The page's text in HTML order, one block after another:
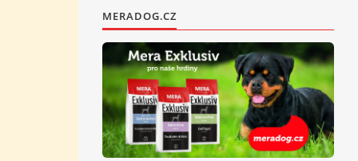
MERADOG.CZ